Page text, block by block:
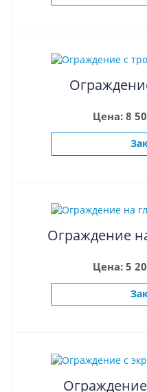
Цена: 8
Ограждение
Цена: 5